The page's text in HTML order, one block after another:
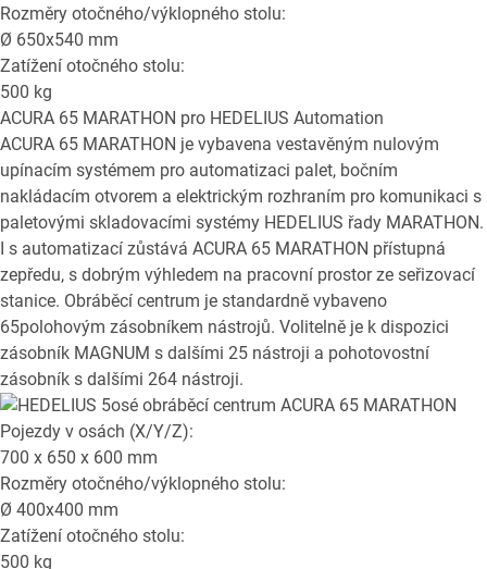
Rozměry otočného/výklopného stolu:
Ø 650x540 mm
Zatížení otočného stolu:
500 kg
ACURA 65 MARATHON pro HEDELIUS Automation
ACURA 65 MARATHON je vybavena vestavěným nulovým
upínacím systémem pro automatizaci palet, bočním
nakládacím otvorem a elektrickým rozhraním pro komunikaci s
paletovými skladovacími systémy HEDELIUS řady MARATHON.
I s automatizací zůstává ACURA 65 MARATHON přístupná
zepředu, s dobrým výhledem na pracovní prostor ze seřizovací
stanice. Obráběcí centrum je standardně vybaveno
65polohovým zásobníkem nástrojů. Volitelně je k dispozici
zásobník MAGNUM s dalšími 25 nástroji a pohotovostní
zásobník s dalšími 264 nástroji.
Pojezdy v osách (X/Y/Z):
700 x 650 x 600 mm
Rozměry otočného/výklopného stolu:
Ø 400x400 mm
Zatížení otočného stolu:
500 kg